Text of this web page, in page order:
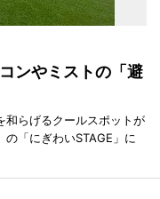
ンやミストの「避
和らげるクールスポットが
「にぎわいSTAGE」に